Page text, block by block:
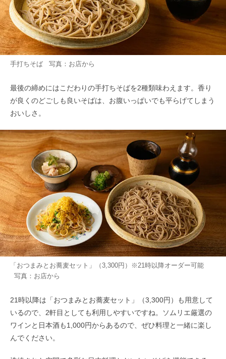
手打ちそば 写真：お店から
最後の締めにはこだわりの手打ちそばを2種類味わえます。香り
が良くのどごしも良いそばは、お腹いっぱいでも平らげてしまう
おいしさ。
「おつまみとお蕎麦セット」（3,300円）※21時以降オーダー可能
写真：お店から
21時以降は「おつまみとお蕎麦セット」（3,300円）も用意して
いるので、2軒目としても利用しやすいですね。ソムリエ厳選の
ワインと日本酒も1,000円からあるので、ぜひ料理と一緒に楽し
んでください。